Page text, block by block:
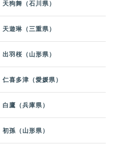
天狗舞（石川県）
天遊琳（三重県）
出羽桜（山形県）
仁喜多津（愛媛県）
白鷹（兵庫県）
初孫（山形県）